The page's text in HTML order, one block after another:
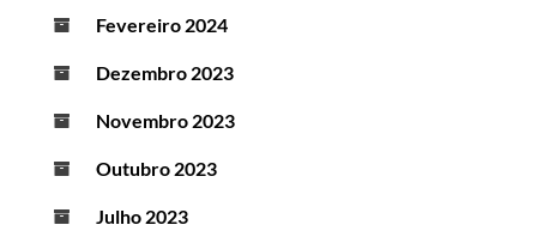
Fevereiro 2024
Dezembro 2023
Novembro 2023
Outubro 2023
Julho 2023